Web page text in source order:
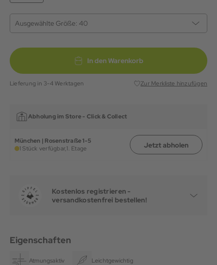
Ausgewählte Größe: 40
In den Warenkorb
Lieferung in 3-4 Werktagen Zur Merkliste hinzufügen
Abholung im Store - Click & Collect
München | Rosenstraße 1-5
1 Stück verfügbar,1. Etage Jetzt abholen
Kostenlos registrieren -
versandkostenfrei bestellen!
Eigenschaften
Atmungsaktiv Leichtgewichtig